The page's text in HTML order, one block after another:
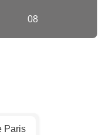
08
Paris